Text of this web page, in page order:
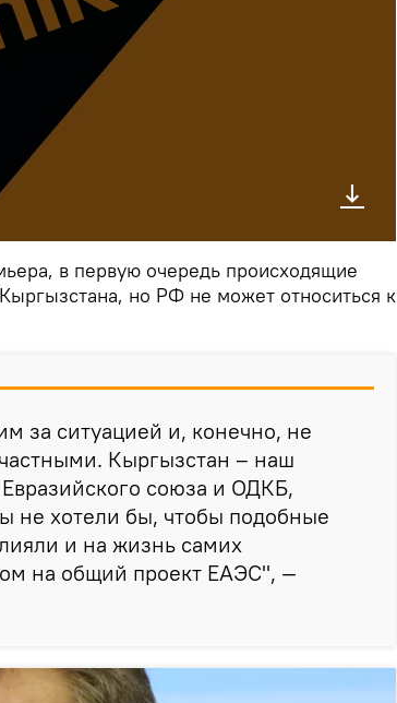
в первую очередь происходящие
но РФ не может относиться к
за ситуацией и, конечно, не
Кыргызстан – наш
союза и ОДКБ,
не хотели бы, чтобы подобные
и на жизнь самих
на общий проект ЕАЭС", —